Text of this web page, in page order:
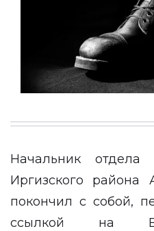
Начальник
Иргизского района
покончил с собой,
ссылкой на